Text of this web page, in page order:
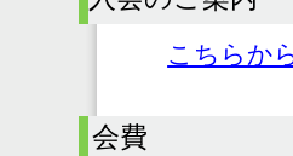
こちらか
会費